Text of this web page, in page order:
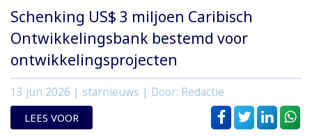
Schenking US$ 3 miljoen Caribisch
Ontwikkelingsbank bestemd voor
ontwikkelingsprojecten
13 jun 2026 | starnieuws | Door: Redactie
LEES VOOR